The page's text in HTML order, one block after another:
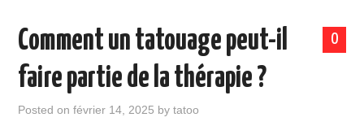
0
Comment un tatouage peut-il
faire partie de la thérapie ?
Posted onfévrier 14, 2025 bytatoo